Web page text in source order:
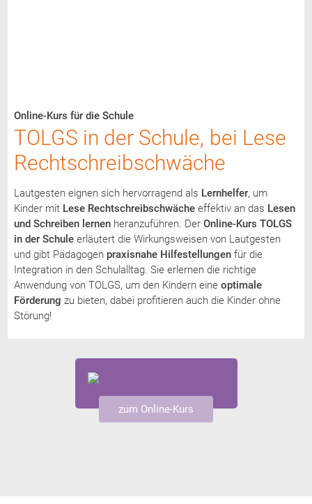
Online-Kurs für die Schule
TOLGS in der Schule, bei Lese
Rechtschreibschwäche
Lautgesten eignen sich hervorragend als Lernhelfer, um
Kinder mit Lese Rechtschreibschwächeeffektiv an das Lesen
und Schreiben lernenheranzuführen. Der Online-Kurs TOLGS
in der Schuleerläutert die Wirkungsweisen von Lautgesten
und gibt Pädagogen praxisnahe Hilfestellungenfür die
Integration in den Schulalltag. Sie erlernen die richtige
Anwendung von TOLGS, um den Kindern eine optimale
Förderung zu bieten, dabei profitieren auch die Kinder ohne
Störung!
zum Online-Kurs